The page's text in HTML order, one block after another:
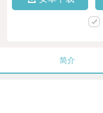
简介